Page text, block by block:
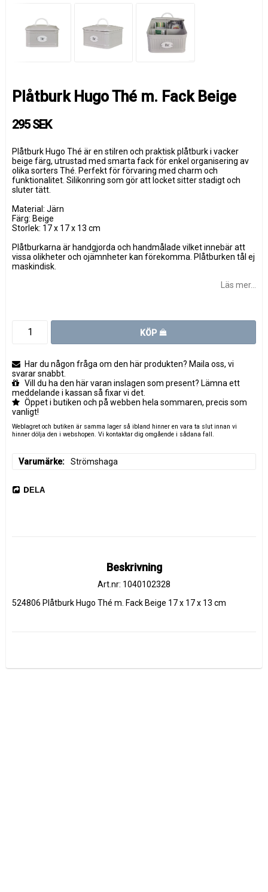
Plåtburk Hugo Thé m. Fack Beige
295 SEK
Plåtburk Hugo Thé är en stilren och praktisk plåtburk i vacker
beige färg, utrustad med smarta fack för enkel organisering av
olika sorters Thé. Perfekt för förvaring med charm och
funktionalitet. Silikonring som gör att locket sitter stadigt och
sluter tätt.
Material: Järn
Färg: Beige
Storlek: 17 x 17 x 13 cm
Plåtburkarna är handgjorda och handmålade vilket innebär att
vissa olikheter och ojämnheter kan förekomma. Plåtburken tål ej
maskindisk.
Läs mer...
KÖP
Har du någon fråga om den här produkten? Maila oss, vi
svarar snabbt.
Vill du ha den här varan inslagen som present? Lämna ett
meddelande i kassan så fixar vi det.
Öppet i butiken och på webben hela sommaren, precis som
vanligt!
Weblagret och butiken är samma lager så ibland hinner en vara ta slut innan vi
hinner dölja den i webshopen. Vi kontaktar dig omgående i sådana fall.
Varumärke Strömshaga
DELA
Beskrivning
Art.nr: 1040102328
524806 Plåtburk Hugo Thé m. Fack Beige 17 x 17 x 13 cm